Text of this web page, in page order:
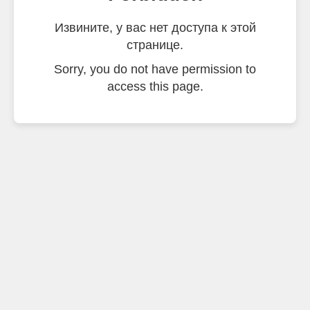
Извините, у вас нет доступа к этой
странице.
Sorry, you do not have permission to
access this page.